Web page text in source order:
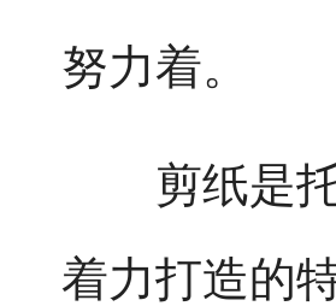
努力着。
剪纸是托
着力打造的